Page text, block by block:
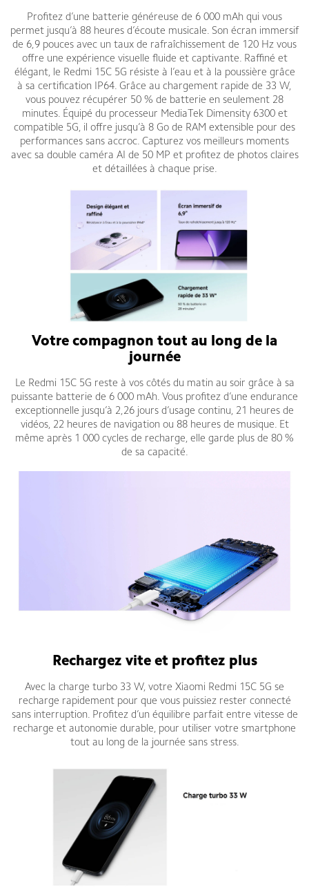
Profitez d’une batterie généreuse de 6 000 mAh qui vous
permet jusqu’à 88 heures d’écoute musicale. Son écran immersif
de 6,9 pouces avec un taux de rafraîchissement de 120 Hz vous
offre une expérience visuelle fluide et captivante. Raffiné et
élégant, le Redmi 15C 5G résiste à l’eau et à la poussière grâce
à sa certification IP64. Grâce au chargement rapide de 33 W,
vous pouvez récupérer 50 % de batterie en seulement 28
minutes. Équipé du processeur MediaTek Dimensity 6300 et
compatible 5G, il offre jusqu’à 8 Go de RAM extensible pour des
performances sans accroc. Capturez vos meilleurs moments
avec sa double caméra AI de 50 MP et profitez de photos claires
et détaillées à chaque prise.
Votre compagnon tout au long de la
journée
Le Redmi 15C 5G reste à vos côtés du matin au soir grâce à sa
puissante batterie de 6 000 mAh. Vous profitez d’une endurance
exceptionnelle jusqu’à 2,26 jours d’usage continu, 21 heures de
vidéos, 22 heures de navigation ou 88 heures de musique. Et
même après 1 000 cycles de recharge, elle garde plus de 80 %
de sa capacité.
Rechargez vite et profitez plus
Avec la charge turbo 33 W, votre Xiaomi Redmi 15C 5G se
recharge rapidement pour que vous puissiez rester connecté
sans interruption. Profitez d’un équilibre parfait entre vitesse de
recharge et autonomie durable, pour utiliser votre smartphone
tout au long de la journée sans stress.